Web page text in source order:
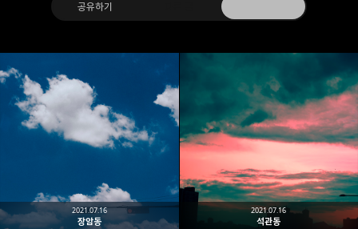
공유하기
Moonzzang
Christmas_moon 님의 블로그입니다.
구독하기 카카오톡 라인 트위터
장암동
2021.07.16
석관동
2021.07.16